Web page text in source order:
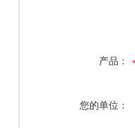
产品：
您的单位：